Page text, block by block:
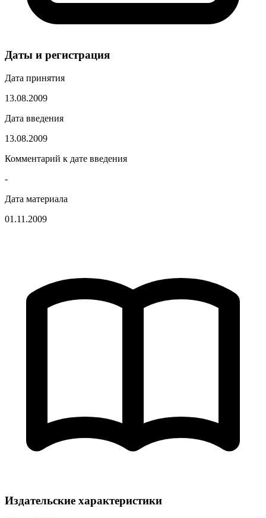
Даты и регистрация
Дата принятия
13.08.2009
Дата введения
13.08.2009
Комментарий к дате введения
-
Дата материала
01.11.2009
Издательские характеристики